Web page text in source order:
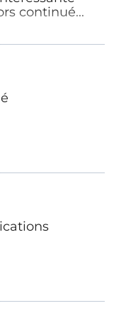
continué...